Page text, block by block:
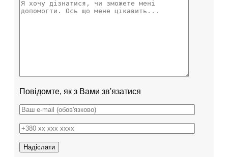
Повідомте, як з Вами зв'язатися